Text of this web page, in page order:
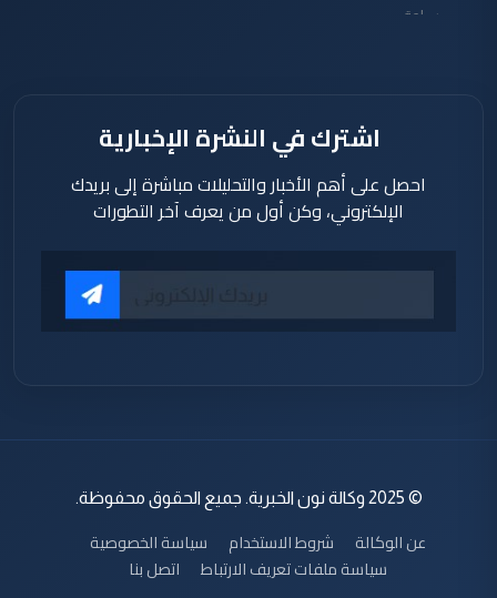
ساعة
اشترك في النشرة الإخبارية
احصل على أهم الأخبار والتحليلات مباشرة إلى بريدك
الإلكتروني، وكن أول من يعرف آخر التطورات
© 2025 وكالة نون الخبرية. جميع الحقوق محفوظة.
عن الوكالة شروط الاستخدام
سياسة الخصوصية
سياسة ملفات تعريف الارتباط
اتصل بنا